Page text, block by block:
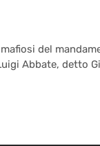
del
Abbate, detto